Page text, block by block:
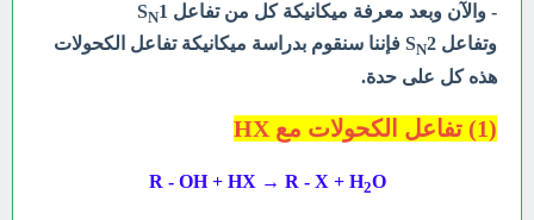
- والآن وبعد معرفة ميكانيكة كل من تفاعل S N1
وتفاعل S
N
2 فإننا سنقوم بدراسة ميكانيكة تفاعل الكحولات
هذه كل على حدة.
(1) تفاعل الكحولات مع HX
R - OH + HX → R - X + H2O